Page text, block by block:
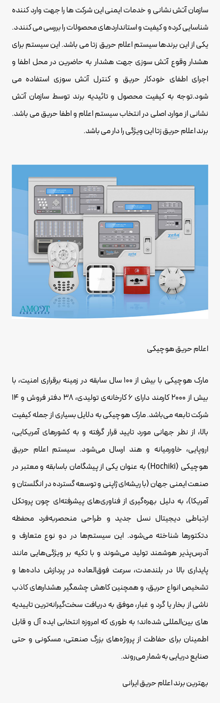
سازمان آتش نشانی و خدمات ایمنی این شرکت ها را جهت وارد کننده
شناسایی کرده و کیفیت و استانداردهای محصولات را بررسی می کنندد.
یکی از این برندها سیستماعلام حریق زتامی باشد. این سیستم برای
هشدار وقوع آتش سوزی جهت هشدار به حاضرین در محل اطفا و
اجرای اطفای خودکار حریق و کنترل آتش سوزی استفاده می
شود.توجه به کیفیت محصول و تائیدیه برند توسط سازمان آتش
نشانی از موارد اصلی در انتخاب سیستم اعلام و اطفا حریق می باشد.
برند اعلام حریق زتا این ویژگی را دار می باشد.
اعلام حریق هوچیکی
مارک هوچیکی با بیش از 100 سال سابقه در زمینه برقراری امنیت، با
بیش از 2000 کارمند دارای 6 کارخانه‌ی تولیدی، 38 دفتر فروش و 14
شرکت تابعه می‌باشد. مارک هوچیکی به دلایل بسیاری از جمله کیفیت
بالا، از نظر جهانی مورد تایید قرار گرفته و به کشورهای آمریکایی،
اروپایی، خاورمیانه و هند ارسال می‌شود. سیستم اعلام حریق
هوچیکی (Hochiki) به عنوان یکی از پیشگامان باسابقه و معتبر در
صنعت ایمنی جهان (با ریشه‌ای ژاپنی و توسعه گسترده در انگلستان و
آمریکا)، به دلیل بهره‌گیری از فناوری‌های پیشرفته‌ای چون پروتکل
ارتباطی دیجیتال نسل جدید و طراحی منحصربه‌فرد محفظه
دتکتورها شناخته می‌شود. این سیستم‌ها در دو نوع متعارف و
آدرس‌پذیر هوشمند تولید می‌شوند و با تکیه بر ویژگی‌هایی مانند
پایداری بالا در بلندمدت، سرعت فوق‌العاده در پردازش داده‌ها و
تشخیص انواع حریق، و همچنین کاهش چشمگیر هشدارهای کاذب
ناشی از بخار یا گرد و غبار، موفق به دریافت سخت‌گیرانه‌ترین تاییدیه
های بین‌المللی شده‌اند؛ به طوری که امروزه انتخابی ایده آل و قابل
اطمینان برای حفاظت از پروژه‌های بزرگ صنعتی، مسکونی و حتی
صنایع دریایی به شمار می‌روند.
بهترین برند اعلام حریق ایرانی